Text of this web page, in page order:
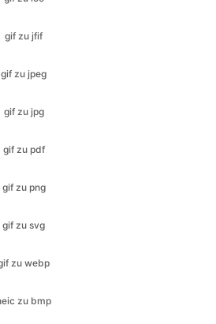
gif zu jpeg
gif zu jpg
gif zu pdf
gif zu png
gif zu svg
gif zu webp
heic zu bmp
heic zu gif